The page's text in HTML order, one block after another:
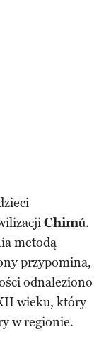
Chimú.
metodą
przypomina,
odnaleziono
wieku, który
w regionie.